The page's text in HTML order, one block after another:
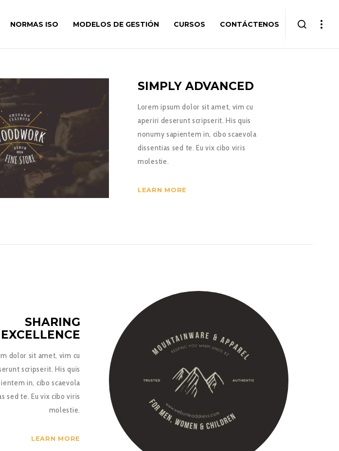
NORMAS ISO MODELOS DE GESTIÓN CURSOS CONTÁCTENOS
SIMPLY ADVANCED
Lorem ipsum dolor sit amet, vim cu
aperiri deserunt scripserit. His quis
nonumy sapientem in, cibo scaevola
dissentias sed te. Eu vix cibo viris
molestie.
LEARN MORE
SHARING
EXCELLENCE
dolor sit amet, vim cu
scripserit. His quis
in, cibo scaevola
sed te. Eu vix cibo viris
molestie.
LEARN MORE